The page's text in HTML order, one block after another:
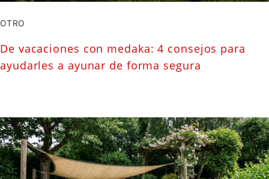
OTRO
De vacaciones con medaka: 4 consejos para
ayudarles a ayunar de forma segura